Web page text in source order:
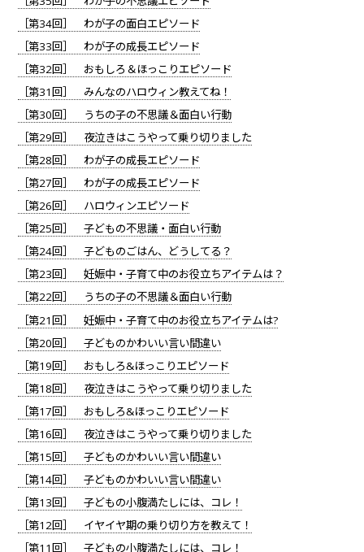
［第34回］ わが子の面白エピソード
［第33回］ わが子の成長エピソード
［第32回］ おもしろ＆ほっこりエピソード
［第31回］ みんなのハロウィン教えてね！
［第30回］ うちの子の不思議＆面白い行動
［第29回］ 夜泣きはこうやって乗り切りました
［第28回］ わが子の成長エピソード
［第27回］ わが子の成長エピソード
［第26回］ ハロウィンエピソード
［第25回］ 子どもの不思議・面白い行動
［第24回］ 子どものごはん、どうしてる？
［第23回］ 妊娠中・子育て中のお役立ちアイテムは？
［第22回］ うちの子の不思議＆面白い行動
［第21回］ 妊娠中・子育て中のお役立ちアイテムは?
［第20回］ 子どものかわいい言い間違い
［第19回］ おもしろ&ほっこりエピソード
［第18回］ 夜泣きはこうやって乗り切りました
［第17回］ おもしろ&ほっこりエピソード
［第16回］ 夜泣きはこうやって乗り切りました
［第15回］ 子どものかわいい言い間違い
［第14回］ 子どものかわいい言い間違い
［第13回］ 子どもの小腹満たしには、コレ！
［第12回］ イヤイヤ期の乗り切り方を教えて！
［第11回］ 子どもの小腹満たしには、コレ！